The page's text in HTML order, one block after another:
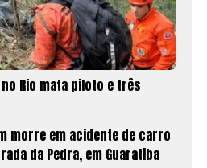
Rio mata piloto e três
morre em acidente de carro
da Pedra, em Guaratiba